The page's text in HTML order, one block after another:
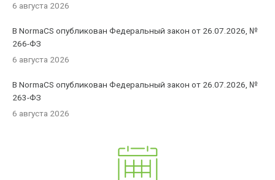
6 августа 2026
В NormaCS опубликован Федеральный закон от 26.07.2026, №
266-ФЗ
6 августа 2026
В NormaCS опубликован Федеральный закон от 26.07.2026, №
263-ФЗ
6 августа 2026